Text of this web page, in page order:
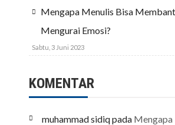
Mengapa Menulis Bisa
Mengurai Emosi?
Sabtu, 3 Juni 2023
KOMENTAR
muhammad sidiqpada Mengapa